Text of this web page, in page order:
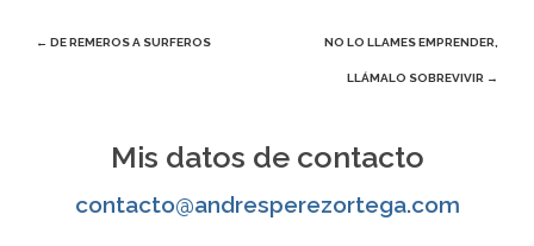
Navegación
← DE REMEROS A SURFEROS NO LO LLAMES EMPRENDER,
LLÁMALO SOBREVIVIR →
Mis datos de contacto
contacto@andresperezortega.com